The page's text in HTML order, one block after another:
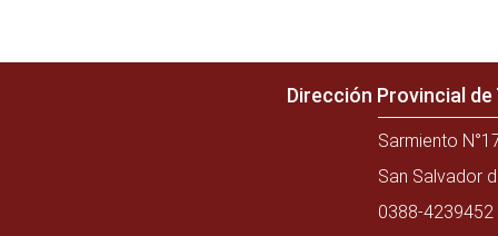
Dirección Provincial
Sarmiento
San Salvador
0388-